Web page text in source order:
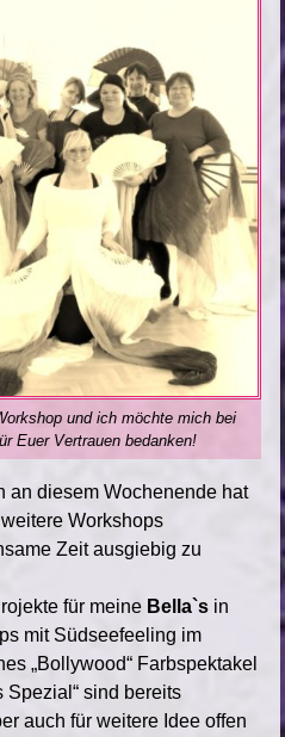
und ich möchte mich bei
Euer Vertrauen bedanken!
an diesem Wochenende hat
Workshops
Zeit ausgiebig zu
für meine Bella`s in
mit Südseefeeling im
„Bollywood“ Farbspektakel
Spezial“ sind bereits
auch für weitere Idee offen